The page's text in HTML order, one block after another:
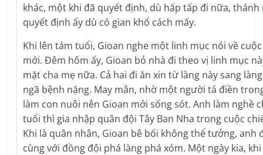
khác, một khi đã quyết định, dù hấp tấp đi nữa,
quyết định ấy dù có gian khổ cách mấy.
Khi lên tám tuổi, Gioan nghe một linh mục nói về
mới. Ðêm hôm ấy, Gioan bỏ nhà đi theo vị linh mục
mặt cha mẹ nữa. Cả hai đi ăn xin từ làng này sang
ngã bệnh nặng. May mắn, nhờ một người tá điền
làm con nuôi nên Gioan mới sống sót. Anh làm nghề
tuổi thì gia nhập quân đội Tây Ban Nha trong cuộc
Khi là quân nhân, Gioan bê bối không thể tưởng, anh
cùng với đồng đội phá làng phá xóm. Một ngày kia,